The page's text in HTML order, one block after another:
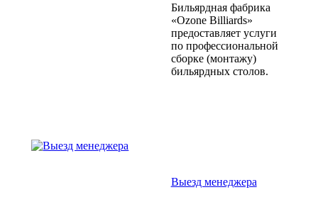
Бильярдная фабрика
«Ozone Billiards»
предоставляет услуги
по профессиональной
сборке (монтажу)
бильярдных столов.
Выезд менеджера